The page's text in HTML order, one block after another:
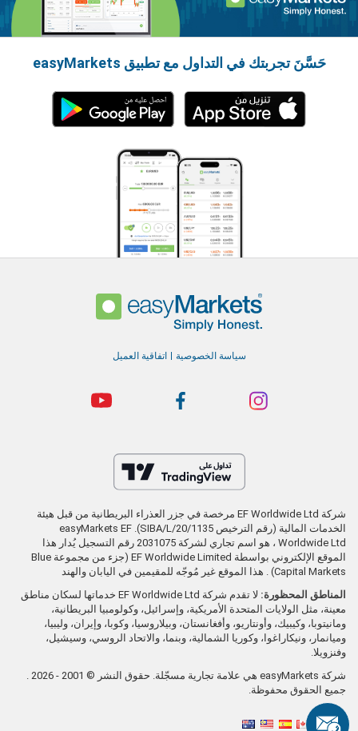
حَسَّنَ تجربتك في التداول مع تطبيق easyMarkets
سياسة الخصوصية اتفاقية العميل
شركة EF Worldwide Ltd مرخصة في جزر العذراء البريطانية من قبل هيئة
الخدمات المالية (رقم الترخيص SIBA/L/20/1135). easyMarkets EF
Worldwide Ltd ، هو اسم تجاري لشركة 2031075 رقم التسجيل يُدار هذا
الموقع الإلكتروني بواسطة EF Worldwide Limited (جزء من مجموعة Blue
Capital Markets) . هذا الموقع غير مُوجّه للمقيمين في اليابان والهند
المناطق المحظورة:
لا تقدم شركة EF Worldwide Ltd خدماتها لسكان مناطق
معينة، مثل الولايات المتحدة الأمريكية، وإسرائيل، وكولومبيا البريطانية،
ومانيتوبا، وكيبيك، وأونتاريو، وأفغانستان، وبيلاروسيا، وكوبا، وإيران، وليبيا،
وميانمار، ونيكاراغوا، وكوريا الشمالية، وبنما، والاتحاد الروسي، وسيشيل،
وفنزويلا.
جميع الحقوق محفوظة.